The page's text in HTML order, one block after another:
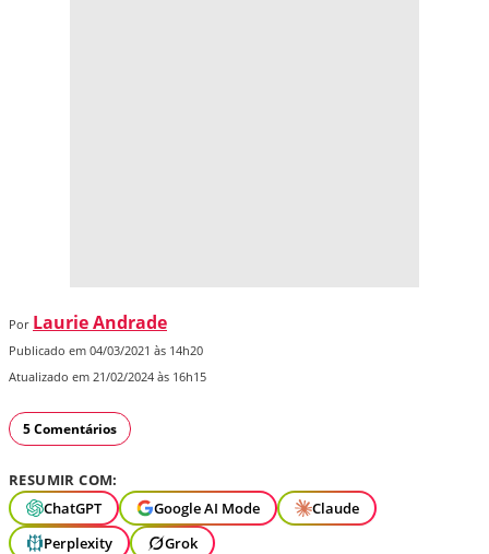
Por Laurie Andrade
Publicado em 04/03/2021 às 14h20
Atualizado em 21/02/2024 às 16h15
5 Comentários
RESUMIR COM:
ChatGPT
Google AI Mode
Claude
Perplexity
Grok